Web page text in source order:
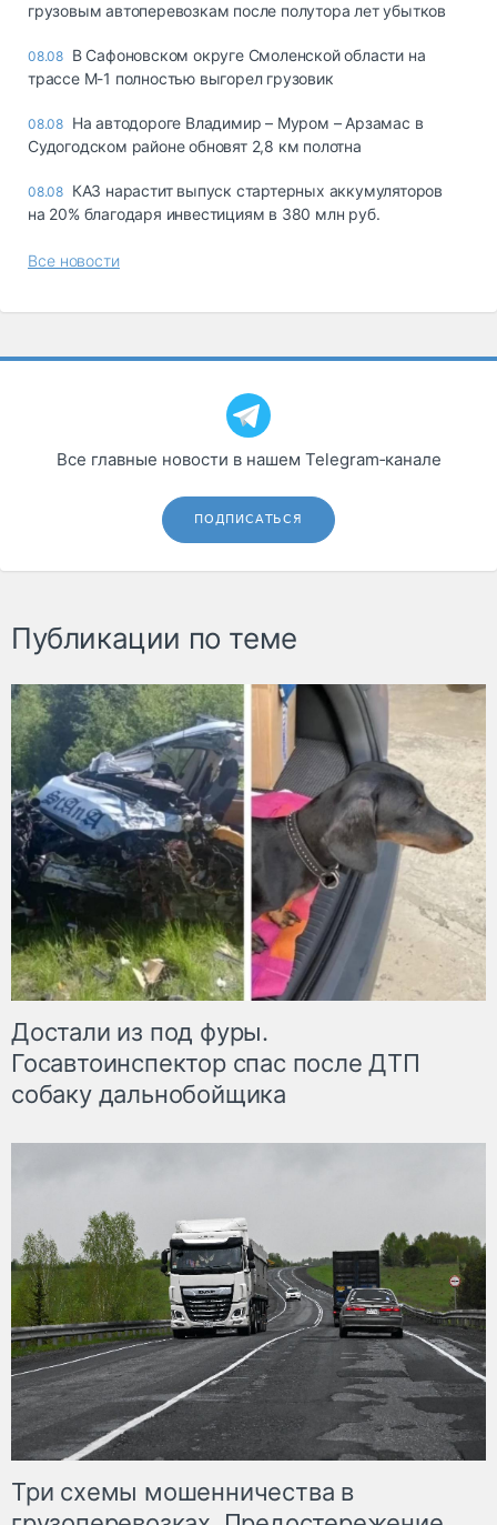
грузовым автоперевозкам после полутора лет убытков
08.08 В Сафоновском округе Смоленской области на
трассе М-1 полностью выгорел грузовик
08.08 На автодороге Владимир – Муром – Арзамас в
Судогодском районе обновят 2,8 км полотна
08.08 КАЗ нарастит выпуск стартерных аккумуляторов
на 20% благодаря инвестициям в 380 млн руб.
Все новости
Все главные новости в нашем Telegram‑канале
ПОДПИСАТЬСЯ
Публикации по теме
Достали из под фуры.
Госавтоинспектор спас после ДТП
собаку дальнобойщика
Три схемы мошенничества в